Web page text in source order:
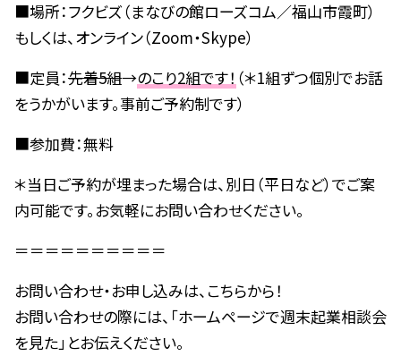
■場所：フクビズ（まなびの館ローズコム／福山市霞町）
もしくは、オンライン（Zoom・Skype）
■定員：先着5組→のこり2組です！ （＊1組ずつ個別でお話
をうかがいます。事前ご予約制です）
■参加費：無料
＊当日ご予約が埋まった場合は、別日（平日など）でご案
内可能です。お気軽にお問い合わせください。
＝＝＝＝＝＝＝＝＝＝
お問い合わせ・お申し込みは、こちらから！
お問い合わせの際には、「ホームページで週末起業相談会
を見た」とお伝えください。